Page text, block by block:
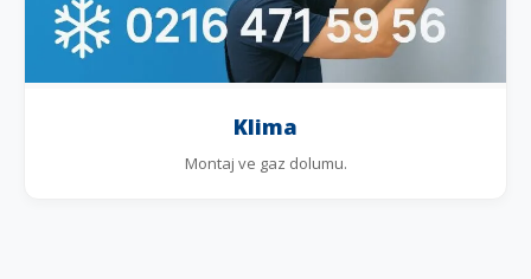
Klima
Montaj ve gaz dolumu.